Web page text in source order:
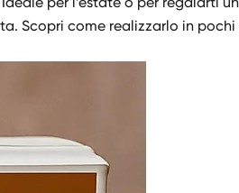
Scopri come realizzarlo in